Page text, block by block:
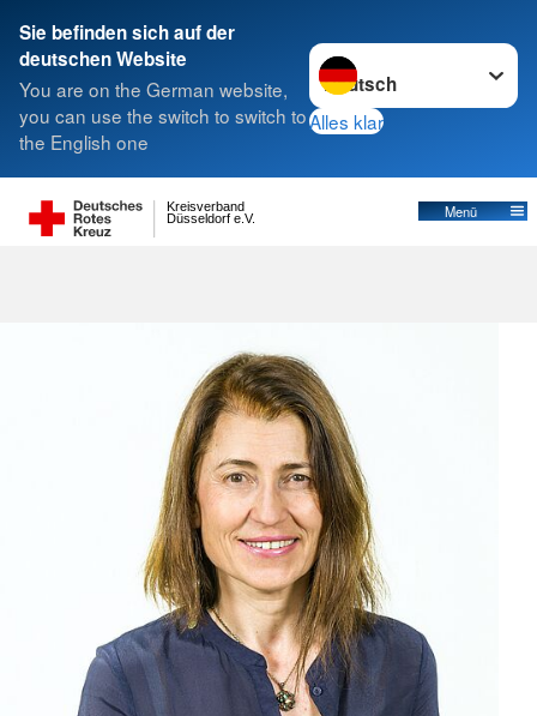
Sie befinden sich auf der
deutschen Website
You are on the German website,
you can use the switch to switch to
the English one
Sprache wechseln zu
Alles klar
Düsseldorf e.V.
Kreisverband Menü